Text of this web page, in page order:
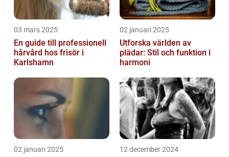
03 mars 2025
En guide till professionell
hårvård hos frisör i
Karlshamn
02 januari 2025
Utforska världen av
plädar: Stil och funktion i
harmoni
02 januari 2025 12 december 2024